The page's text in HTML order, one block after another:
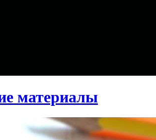
материалы